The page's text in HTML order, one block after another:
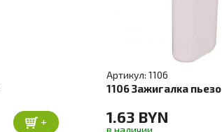
+
Артикул: 1106
1106 Зажигалка пьезо
1.63 BYN
в наличии